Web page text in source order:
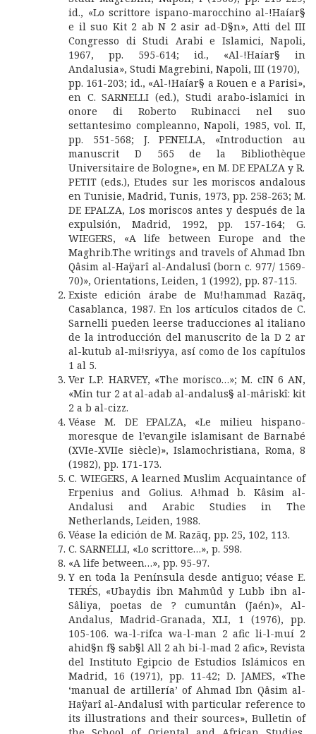
id., «Lo scrittore ispano-marocchino al-!Haíar§
e il suo Kit 2 ab N 2 asir ad-D§n», Atti del III
Congresso di Studi Arabi e Islamici, Napoli,
1967, pp. 595-614; id., «Al-!Haíar§ in
Andalusia», Studi Magrebini, Napoli, III (1970),
pp. 161-203; id., «Al-!Haíar§ a Rouen e a Parisi»,
en C. SARNELLI (ed.), Studi arabo-islamici in
onore di Roberto Rubinacci nel suo
settantesimo compleanno, Napoli, 1985, vol. II,
pp. 551-568; J. PENELLA, «Introduction au
manuscrit D 565 de la Bibliothèque
Universitaire de Bologne», en M. DE EPALZA y R.
PETIT (eds.), Etudes sur les moriscos andalous
en Tunisie, Madrid, Tunis, 1973, pp. 258-263; M.
DE EPALZA, Los moriscos antes y después de la
expulsión, Madrid, 1992, pp. 157-164; G.
WIEGERS, «A life between Europe and the
Maghrib.The writings and travels of Ahmad Ibn
Qâsim al-Haÿarî al-Andalusî (born c. 977/ 1569-
70)», Orientations, Leiden, 1 (1992), pp. 87-115.
Existe edición árabe de Mu!hammad Razãq,
Casablanca, 1987. En los artículos citados de C.
Sarnelli pueden leerse traducciones al italiano
de la introducción del manuscrito de la D 2 ar
al-kutub al-mi!sriyya, así como de los capítulos
1 al 5.
Ver L.P. HARVEY, «The morisco…»; M. cIN 6 AN,
«Min tur 2 at al-adab al-andalus§ al-mâriskî: kit
2 a b al-cizz.
Véase M. DE EPALZA, «Le milieu hispano-
moresque de l’evangile islamisant de Barnabé
(XVIe-XVIIe siècle)», Islamochristiana, Roma, 8
(1982), pp. 171-173.
C. WIEGERS, A learned Muslim Acquaintance of
Erpenius and Golius. A!hmad b. Kâsim al-
Andalusi and Arabic Studies in The
Netherlands, Leiden, 1988.
Véase la edición de M. Razãq, pp. 25, 102, 113.
C. SARNELLI, «Lo scrittore…», p. 598.
«A life between…», pp. 95-97.
Y en toda la Península desde antiguo; véase E.
TERÉS, «Ubaydis ibn Mahmûd y Lubb ibn al-
Sâliya, poetas de ? cumuntân (Jaén)», Al-
Andalus, Madrid-Granada, XLI, 1 (1976), pp.
105-106. wa-l-rifca wa-l-man 2 afic li-l-muí 2
ahid§n f§ sab§l All 2 ah bi-l-mad 2 afic», Revista
del Instituto Egipcio de Estudios Islámicos en
Madrid, 16 (1971), pp. 11-42; D. JAMES, «The
‘manual de artillería’ of Ahmad Ibn Qâsim al-
Haÿarî al-Andalusî with particular reference to
its illustrations and their sources», Bulletin of